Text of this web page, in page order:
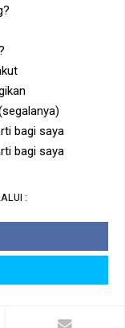
bagi saya
bagi saya
: